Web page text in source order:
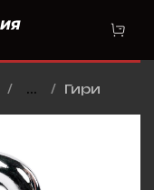
... Гири